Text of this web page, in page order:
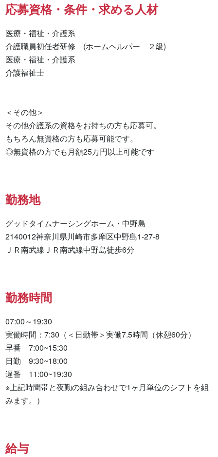
応募資格・条件・求める人材
医療・福祉・介護系
介護職員初任者研修　(ホームヘルパー　２級)
医療・福祉・介護系
介護福祉士
＜その他＞
その他介護系の資格をお持ちの方も応募可。
もちろん無資格の方も応募可能です。
◎無資格の方でも月額25万円以上可能です
勤務地
グッドタイムナーシングホーム・中野島
2140012神奈川県川崎市多摩区中野島1-27-8
ＪＲ南武線ＪＲ南武線中野島徒歩6分
勤務時間
07:00～19:30
実働時間：7:30（＜日勤帯＞実働7.5時間（休憩60分）
早番　7:00~15:30
日勤　9:30~18:00
遅番　11:00~19:30
※上記時間帯と夜勤の組み合わせで1ヶ月単位のシフトを組
みます。）
給与